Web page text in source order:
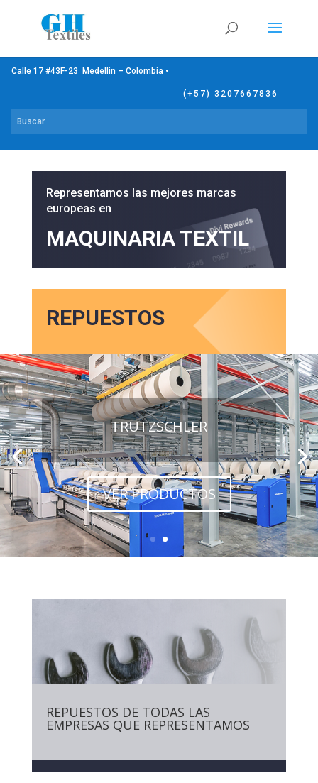
Calle 17 #43F-23 Medellin – Colombia •
(+57) 3207667836
Representamos las mejores marcas
europeas en
MAQUINARIA TEXTIL
REPUESTOS
TRUTZSCHLER
VER PRODUCTOS
REPUESTOS DE TODAS LAS
EMPRESAS QUE REPRESENTAMOS